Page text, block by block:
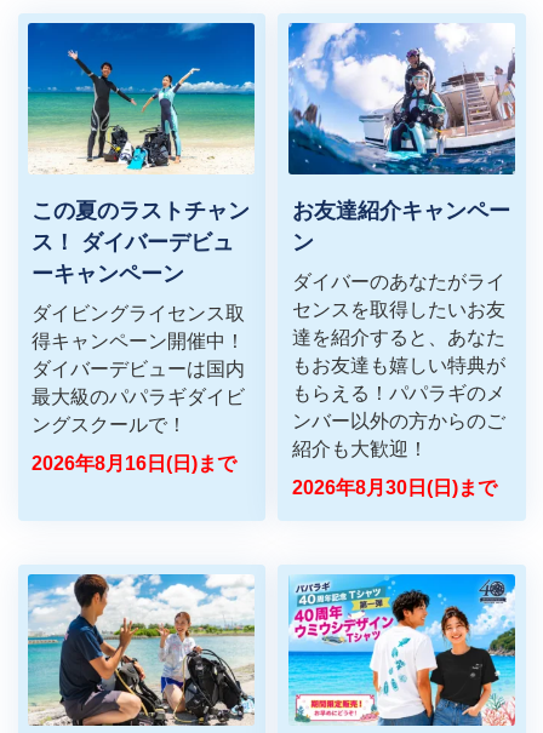
この夏のラストチャン
ス！ ダイバーデビュ
ーキャンペーン
ダイビングライセンス取
得キャンペーン開催中！
ダイバーデビューは国内
最大級のパパラギダイビ
ングスクールで！
2026年8月16日(日)まで
お友達紹介キャンペー
ン
ダイバーの​あなたが​ライ
センスを​取得したい​お友
達を​紹介すると、​あなた
も​お友達も​嬉しい​特典が​
もらえる！ ​パパラギの​メ
ンバー以外の​方からの​ご
紹介も​大歓迎！​
2026年8月30日(日)まで